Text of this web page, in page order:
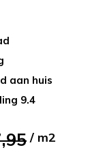
aan huis
9.4
/ m2